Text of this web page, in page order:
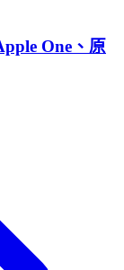
One、原